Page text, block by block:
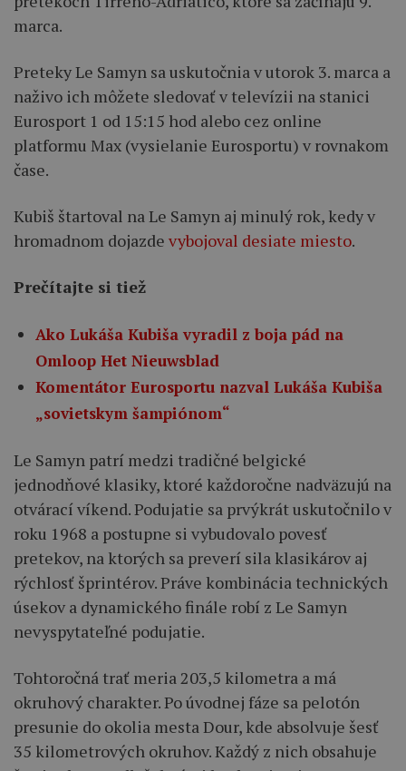
marca.
Preteky Le Samyn sa uskutočnia v utorok 3. marca a
naživo ich môžete sledovať v televízii na stanici
Eurosport 1 od 15:15 hod alebo cez online
platformu Max (vysielanie Eurosportu) v rovnakom
čase.
Kubiš štartoval na Le Samyn aj minulý rok, kedy v
hromadnom dojazde vybojoval desiate miesto.
Prečítajte si tiež
Ako Lukáša Kubiša vyradil z boja pád na
Omloop Het Nieuwsblad
Komentátor Eurosportu nazval Lukáša Kubiša
„sovietskym šampiónom“
Le Samyn patrí medzi tradičné belgické
jednodňové klasiky, ktoré každoročne nadväzujú na
otvárací víkend. Podujatie sa prvýkrát uskutočnilo v
roku 1968 a postupne si vybudovalo povesť
pretekov, na ktorých sa preverí sila klasikárov aj
rýchlosť šprintérov. Práve kombinácia technických
úsekov a dynamického finále robí z Le Samyn
nevyspytateľné podujatie.
Tohtoročná trať meria 203,5 kilometra a má
okruhový charakter. Po úvodnej fáze sa pelotón
presunie do okolia mesta Dour, kde absolvuje šesť
35 kilometrových okruhov. Každý z nich obsahuje